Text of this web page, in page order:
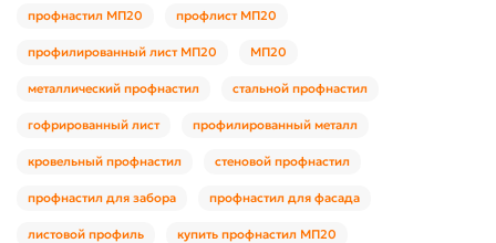
профнастил МП20 профлист МП20
профилированный лист МП20 МП20
металлический профнастил стальной профнастил
гофрированный лист профилированный металл
кровельный профнастил стеновой профнастил
профнастил для забора профнастил для фасада
листовой профиль купить профнастил МП20